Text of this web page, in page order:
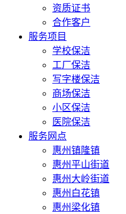
资质证书
合作客户
服务项目
学校保洁
工厂保洁
写字楼保洁
商场保洁
小区保洁
医院保洁
服务网点
惠州镇隆镇
惠州平山街道
惠州大岭街道
惠州白花镇
惠州梁化镇